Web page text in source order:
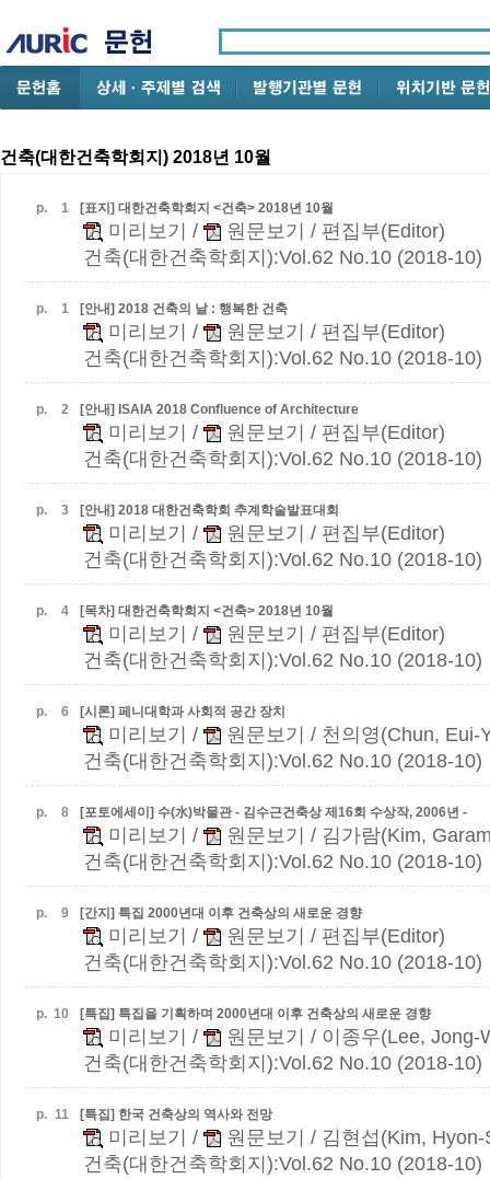
건축(대한건축학회지) 2018년 10월
p. 1 [표지] 대한건축학회지 <건축> 2018년 10월
미리보기 / 원문보기
/ 편집부(Editor)
건축(대한건축학회지):Vol.62 No.10 (2018-10)
p. 1 [안내] 2018 건축의 날 : 행복한 건축
미리보기 / 원문보기
/ 편집부(Editor)
건축(대한건축학회지):Vol.62 No.10 (2018-10)
p. 2 [안내] ISAIA 2018 Confluence of Architecture
미리보기 / 원문보기
/ 편집부(Editor)
건축(대한건축학회지):Vol.62 No.10 (2018-10)
p. 3 [안내] 2018 대한건축학회 추계학술발표대회
미리보기 / 원문보기
/ 편집부(Editor)
건축(대한건축학회지):Vol.62 No.10 (2018-10)
p. 4 [목차] 대한건축학회지 <건축> 2018년 10월
미리보기 / 원문보기
/ 편집부(Editor)
건축(대한건축학회지):Vol.62 No.10 (2018-10)
p. 6 [시론] 페니대학과 사회적 공간 장치
미리보기 / 원문보기
/ 천의영(Chun, Eui-
건축(대한건축학회지):Vol.62 No.10 (2018-10)
p. 8 [포토에세이] 수(水)박물관 - 김수근건축상 제16회 수상작, 2006년 -
미리보기 / 원문보기
/ 김가람(Kim,
건축(대한건축학회지):Vol.62 No.10 (2018-10)
p. 9 [간지] 특집 2000년대 이후 건축상의 새로운 경향
미리보기 / 원문보기
/ 편집부(Editor)
건축(대한건축학회지):Vol.62 No.10 (2018-10)
p. 10 [특집] 특집을 기획하며 2000년대 이후 건축상의 새로운 경향
미리보기 / 원문보기
/ 이종우(Lee, Jong-
건축(대한건축학회지):Vol.62 No.10 (2018-10)
p. 11 [특집] 한국 건축상의 역사와 전망
미리보기 / 원문보기
/ 김현섭(Kim, Hyon-
건축(대한건축학회지):Vol.62 No.10 (2018-10)